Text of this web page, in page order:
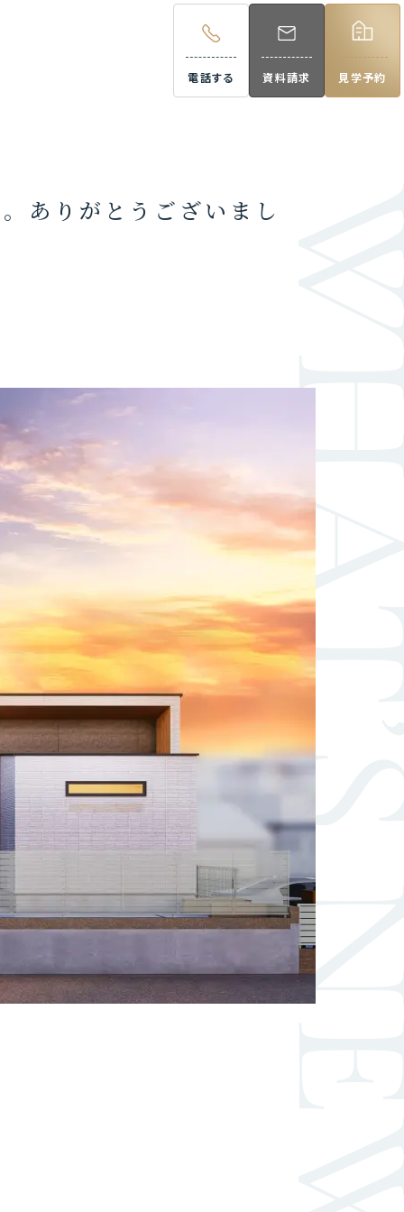
資料請求 見学予約
9:00~18:00
資料請求 見学予約
電話する
ありがとうございまし